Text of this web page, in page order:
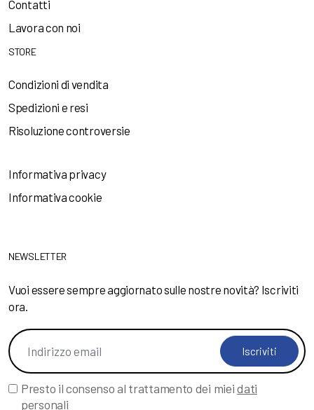
Contatti
Lavora con noi
STORE
Condizioni di vendita
Spedizioni e resi
Risoluzione controversie
Informativa privacy
Informativa cookie
NEWSLETTER
Vuoi essere sempre aggiornato sulle nostre novità? Iscriviti
ora.
Iscriviti
Presto il consenso al trattamento dei mieidati
personali